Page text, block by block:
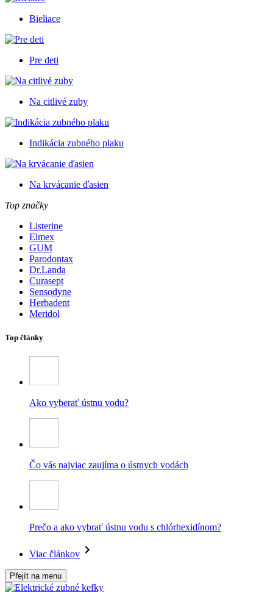
Bieliace
Pre deti
Na citlivé zuby
Indikácia zubného plaku
Na krvácanie ďasien
Top značky
Listerine
Elmex
GUM
Parodontax
Dr.Landa
Curasept
Sensodyne
Herbadent
Meridol
Top články
Ako vyberať ústnu vodu?
Čo vás najviac zaujíma o ústnych vodách
Prečo a ako vybrať ústnu vodu s chlórhexidínom?
Viac článkov
Přejít na menu